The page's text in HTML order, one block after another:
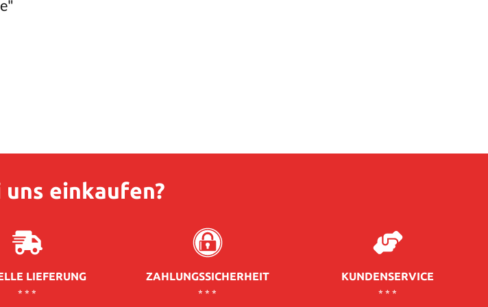
uns einkaufen?
LIEFERUNG
* * *
ZAHLUNGSSICHERHEIT
* * *
KUNDENSERVICE
* * *